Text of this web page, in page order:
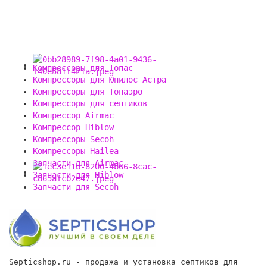
Компрессоры для Топас
Компрессоры для Юнилос Астра
Компрессоры для Топаэро
Компрессоры для септиков
Компрессор Airmac
Компрессор Hiblow
Компрессоры Secoh
Компрессоры Hailea
Запчасти для Airmac
Запчасти для Hiblow
Запчасти для Secoh
Septicshop.ru - продажа и установка септиков для